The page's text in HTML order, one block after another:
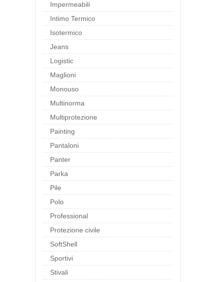
Impermeabili
Intimo Termico
Isotermico
Jeans
Logistic
Maglioni
Monouso
Multinorma
Multiprotezione
Painting
Pantaloni
Panter
Parka
Pile
Polo
Professional
Protezione civile
SoftShell
Sportivi
Stivali